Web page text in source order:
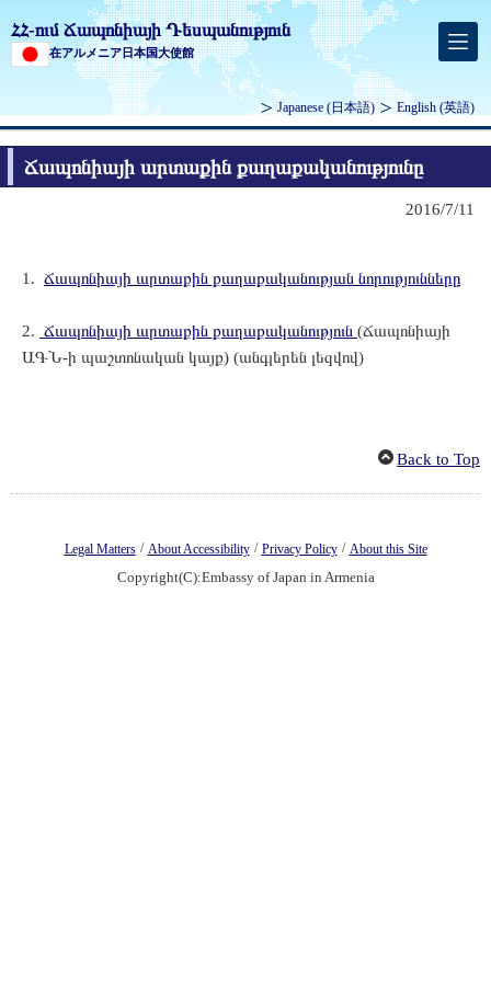
ՀՀ-ում Ճապոնիայի Դեսպանություն
在アルメニア日本国大使館
Japanese (日本語) English (英語)
Ճապոնիայի արտաքին քաղաքականությունը
2016/7/11
1. Ճապոնիայի արտաքին քաղաքականության նորությունները
2. Ճապոնիայի արտաքին քաղաքականություն (Ճապոնիայի
ԱԳՆ-ի պաշտոնական կայք) (անգլերեն լեզվով)
Back to Top
Legal Matters / About Accessibility / Privacy Policy / About this Site
Copyright(C):Embassy of Japan in Armenia